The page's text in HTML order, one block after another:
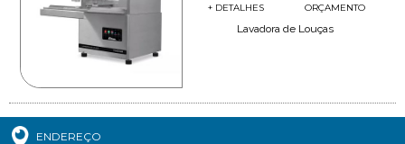
+ DETALHES ORÇAMENTO
Lavadora de Louças
ENDEREÇO